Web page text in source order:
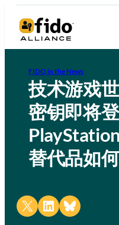
FIDO in the News
技术游戏
密钥即将
替代品如
Share on X Share on LinkedIn
Share on Bluesky